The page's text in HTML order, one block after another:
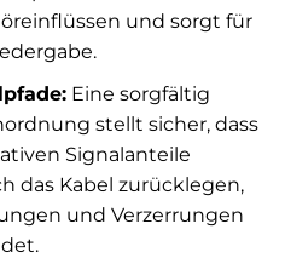
und sorgt für
Eine sorgfältig
stellt sicher, dass
Signalanteile
das Kabel zurücklegen,
und Verzerrungen